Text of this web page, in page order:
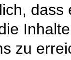
zu